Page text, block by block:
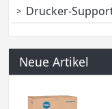
Drucker-
Neue Artikel